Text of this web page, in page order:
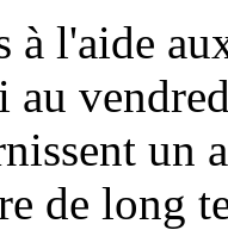
à l'aide
un
de long